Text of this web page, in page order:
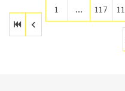
1 … 117